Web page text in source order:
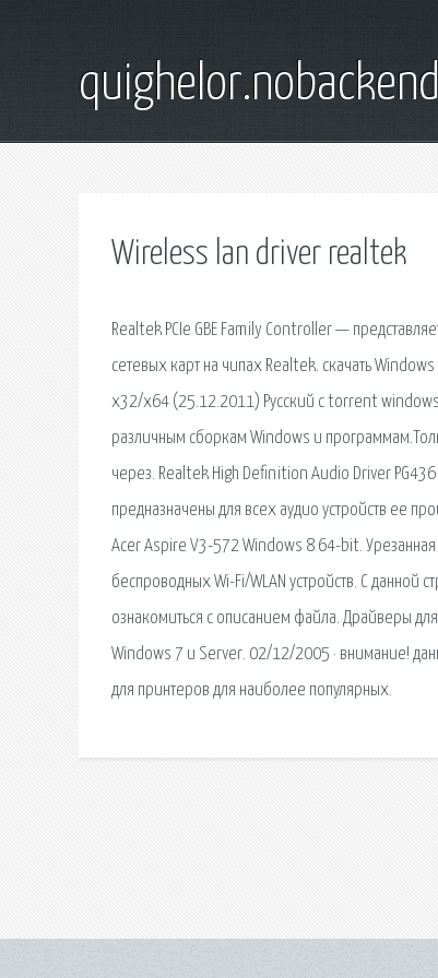
Wireless lan driver realtek
Realtek PCIe GBE Family Controller —
сетевых карт на чипах Realtek. скачать
x32/x64 (25.12.2011) Русский с torrent
различным сборкам Windows и
через. Realtek High Definition Audio Driver
предназначены для всех аудио устройств ее
Acer Aspire V3-572 Windows 8 64-bit. Урезанная
беспроводных Wi-Fi/WLAN устройств. С
ознакомиться с описанием файла. Драйверы
Windows 7 и Server. 02/12/2005 · внимание!
для принтеров для наиболее популярных.